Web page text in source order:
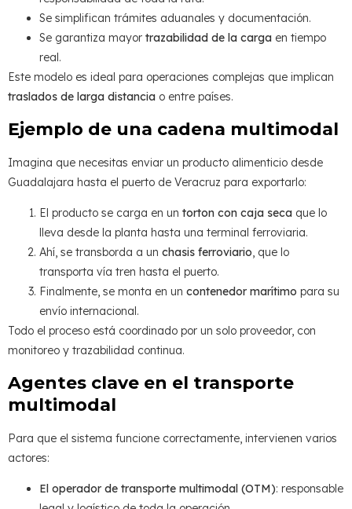
Se simplifican trámites aduanales y documentación.
Se garantiza mayor trazabilidad de la carga en tiempo
real.
Este modelo es ideal para operaciones complejas que implican
traslados de larga distancia o entre países.
Ejemplo de una cadena multimodal
Imagina que necesitas enviar un producto alimenticio desde
Guadalajara hasta el puerto de Veracruz para exportarlo:
El producto se carga en un torton con caja seca que lo
lleva desde la planta hasta una terminal ferroviaria.
Ahí, se transborda a un chasis ferroviario, que lo
transporta vía tren hasta el puerto.
Finalmente, se monta en un contenedor marítimo para su
envío internacional.
Todo el proceso está coordinado por un solo proveedor, con
monitoreo y trazabilidad continua.
Agentes clave en el transporte
multimodal
Para que el sistema funcione correctamente, intervienen varios
actores:
El operador de transporte multimodal (OTM): responsable